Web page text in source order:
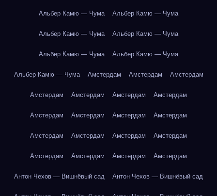
Альбер Камю — Чума Альбер Камю — Чума
Альбер Камю — Чума Альбер Камю — Чума
Альбер Камю — Чума Альбер Камю — Чума
Альбер Камю — Чума Амстердам Амстердам Амстердам
Амстердам Амстердам Амстердам Амстердам
Амстердам Амстердам Амстердам Амстердам
Амстердам Амстердам Амстердам Амстердам
Амстердам Амстердам Амстердам Амстердам
Антон Чехов — Вишнёвый сад Антон Чехов — Вишнёвый сад